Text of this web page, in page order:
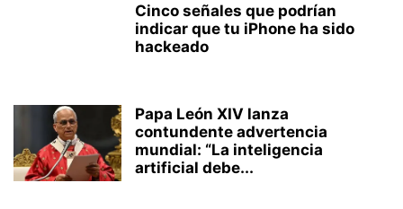
Cinco señales que podrían
indicar que tu iPhone ha sido
hackeado
Papa León XIV lanza
contundente advertencia
mundial: “La inteligencia
artificial debe...